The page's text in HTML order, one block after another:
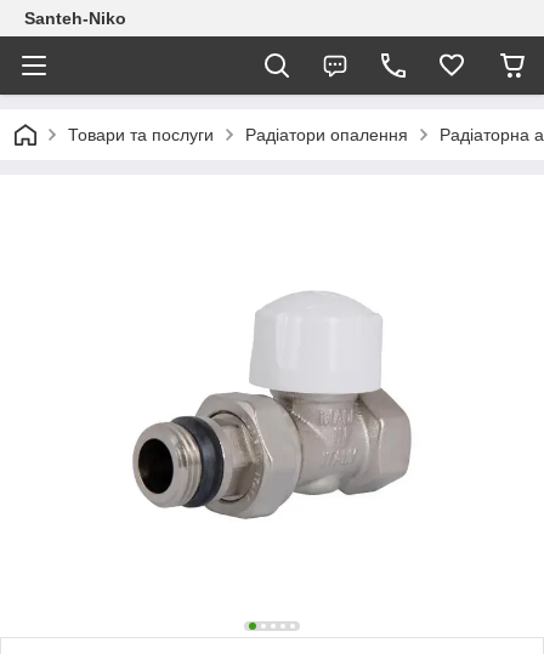
Santeh-Niko
Товари та послуги Радіатори опалення Радіаторна